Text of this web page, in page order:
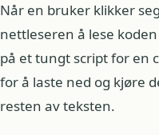
Når en bruker klikker
nettleseren å lese
på et tungt script for en
for å laste ned og kjøre
resten av teksten.